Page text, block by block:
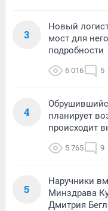
3
Новый
мост для
подробности
6 016 5
4
планирует
происходит
5 765 9
5
Наручники
Минздрава
Дмитрия